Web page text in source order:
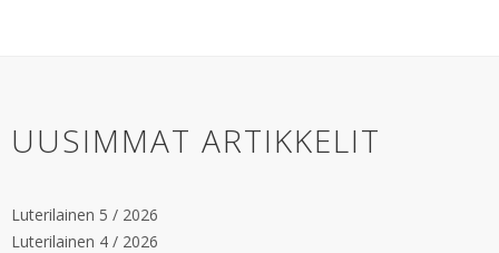
UUSIMMAT ARTIKKELIT
Luterilainen 5 / 2026
Luterilainen 4 / 2026